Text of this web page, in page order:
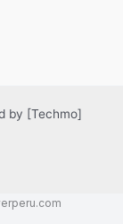
by [Techmo]